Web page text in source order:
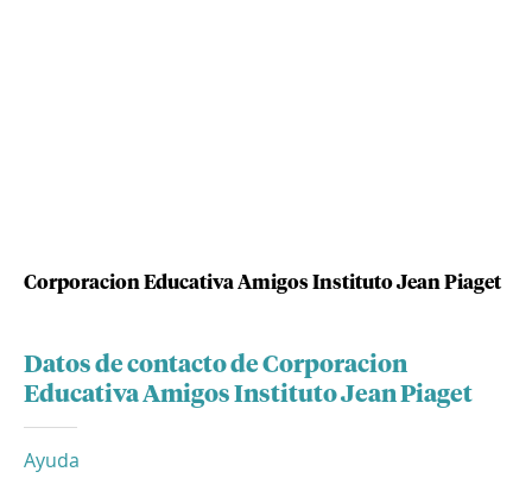
Corporacion Educativa Amigos Instituto Jean Piaget
Datos de contacto de Corporacion
Educativa Amigos Instituto Jean Piaget
Ayuda